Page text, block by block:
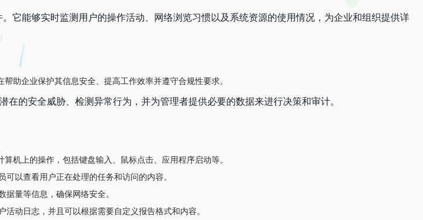
它能够实时监测用户的操作活动、网络浏览习惯以及系统资源的使用情况，为企业和组织提供详
助企业保护其信息安全、提高工作效率并遵守合规性要求。
的安全威胁、检测异常行为，并为管理者提供必要的数据来进行决策和审计。
机上的操作，包括键盘输入、鼠标点击、应用程序启动等。
可以查看用户正在处理的任务和访问的内容。
量等信息，确保网络安全。
活动日志，并且可以根据需要自定义报告格式和内容。